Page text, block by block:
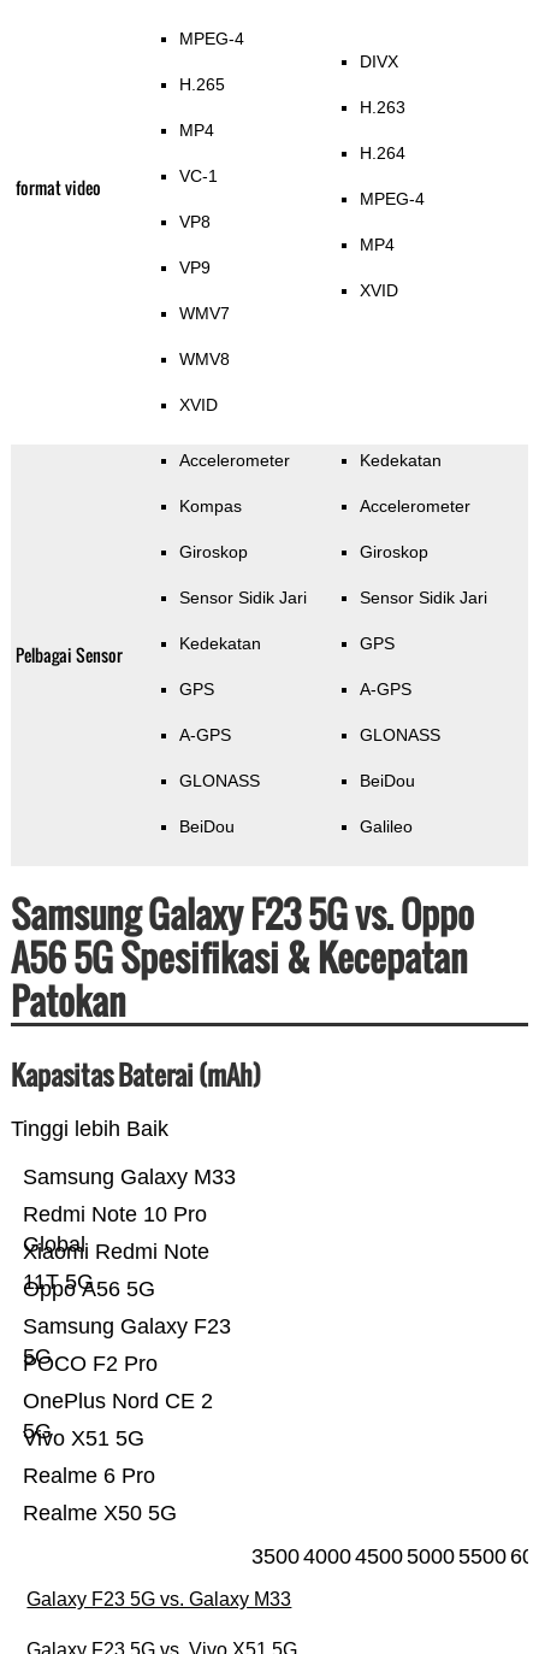
format video
MPEG-4
H.265
MP4
VC-1
VP8
VP9
WMV7
WMV8
XVID
DIVX
H.263
H.264
MPEG-4
MP4
XVID
Pelbagai Sensor
Accelerometer
Kompas
Giroskop
Sensor Sidik Jari
Kedekatan
GPS
A-GPS
GLONASS
BeiDou
Kedekatan
Accelerometer
Giroskop
Sensor Sidik Jari
GPS
A-GPS
GLONASS
BeiDou
Galileo
Samsung Galaxy F23 5G vs. Oppo
A56 5G Spesifikasi & Kecepatan
Patokan
Kapasitas Baterai (mAh)
Tinggi lebih Baik
Realme X50 5G
Realme 6 Pro
Vivo X51 5G
OnePlus Nord CE 2
5G
POCO F2 Pro
Samsung Galaxy F23
5G
Oppo A56 5G
Xiaomi Redmi Note
11T 5G
Redmi Note 10 Pro
Global
Samsung Galaxy M33
35004000450050005500
Galaxy F23 5G vs. Galaxy M33
Galaxy F23 5G vs. Vivo X51 5G